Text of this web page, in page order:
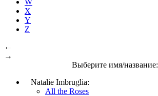
X
Y
Z
←
→
Выберите имя/название:
Natalie Imbruglia:
All the Roses